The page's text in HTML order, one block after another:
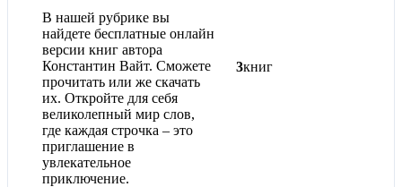
В нашей рубрике вы
найдете бесплатные онлайн
версии книг автора
Константин Вайт. Сможете
прочитать или же скачать
их. Откройте для себя
великолепный мир слов,
где каждая строчка – это
приглашение в
увлекательное
приключение.
3книг